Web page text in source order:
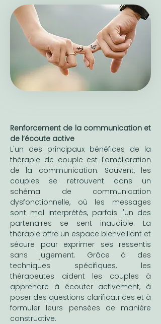
Renforcement de la communication et
de l’écoute active
L'un des principaux bénéfices de la
thérapie de couple est l'amélioration
de la communication. Souvent, les
couples se retrouvent dans un
schéma de communication
dysfonctionnelle, où les messages
sont mal interprétés, parfois l'un des
partenaires se sent inaudible. La
thérapie offre un espace bienveillant et
sécure pour exprimer ses ressentis
sans jugement. Grâce à des
techniques spécifiques, les
thérapeutes aident les couples à
apprendre à écouter activement, à
poser des questions clarificatrices et à
formuler leurs pensées de manière
constructive.